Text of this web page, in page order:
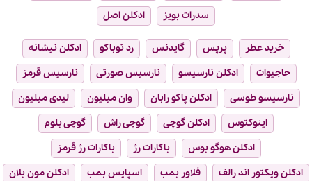
سدرات بویز
ادکلن اصل
خرید عطر پرپس گایدنس رد توباکو
ادکلن نیشانه
حاجیوات
ادکلن نارسیسو نارسیس صورتی
نارسیس قرمز
نارسیسو طوسی
ادکلن پاکو رابان وان میلیون
لیدی میلیون
اینوکتوس
ادکلن گوچی گوچی راش
گوچی بلوم
ادکلن هوگو بوس
باکارات رژ
باکارات رژ قرمز
ادکلن ویکتور اند رالف
فلاور بمب اسپایس بمب
ادکلن مون بلان